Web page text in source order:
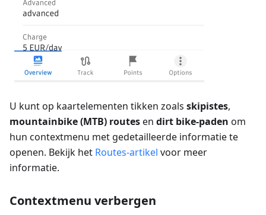
U kunt op kaartelementen tikken zoals skipistes,
mountainbike (MTB) routesen dirt bike-paden om
hun contextmenu met gedetailleerde informatie te
openen. Bekijk het Routes-artikel voor meer
informatie.
Contextmenu verbergen